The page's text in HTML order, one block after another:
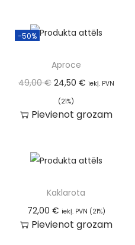
-50%
Aproce
49,00€ 24,50 € iekļ. PVN
(21%)
Pievienot grozam
Kaklarota
72,00 € iekļ. PVN (21%)
Pievienot grozam